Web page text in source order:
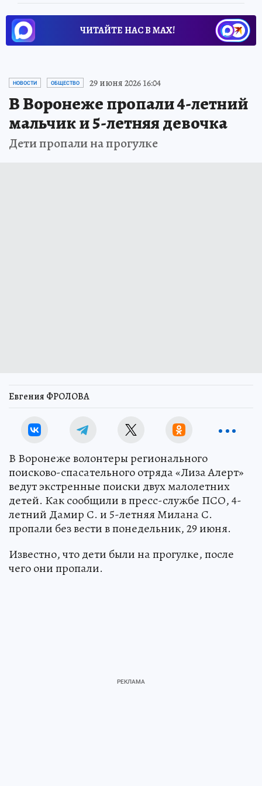
ЧИТАЙТЕ НАС В МАХ!
НОВОСТИ ОБЩЕСТВО 29 июня 2026 16:04
В Воронеже пропали 4-летний
мальчик и 5-летняя девочка
Дети пропали на прогулке
Евгения ФРОЛОВА
В Воронеже волонтеры регионального
поисково-спасательного отряда «Лиза Алерт»
ведут экстренные поиски двух малолетних
детей. Как сообщили в пресс-службе ПСО, 4-
летний Дамир С. и 5-летняя Милана С.
пропали без вести в понедельник, 29 июня.
Известно, что дети были на прогулке, после
чего они пропали.